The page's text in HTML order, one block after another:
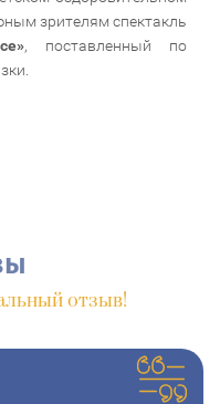
зрителям спектакль
, поставленный по
отзыв!